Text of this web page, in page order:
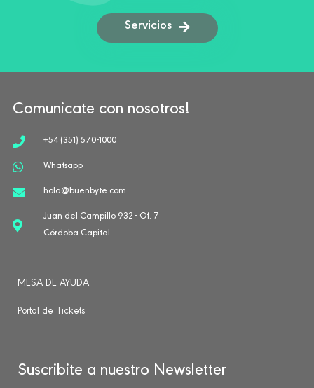
Servicios
Comunicate con nosotros!
+54 (351) 570-1000
Whatsapp
hola@buenbyte.com
Juan del Campillo 932 - Of. 7
Córdoba Capital
MESA DE AYUDA
Portal de Tickets
Suscribite a nuestro Newsletter